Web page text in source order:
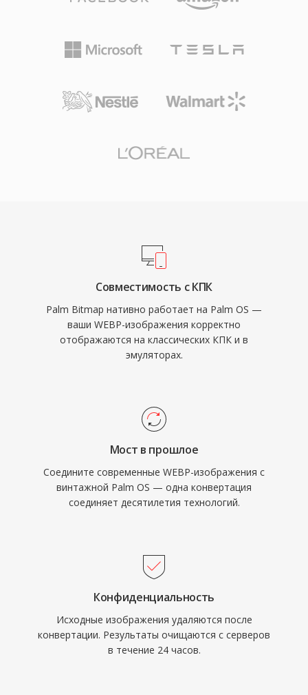
Совместимость с КПК
Palm Bitmap нативно работает на Palm OS —
ваши WEBP-изображения корректно
отображаются на классических КПК и в
эмуляторах.
Мост в прошлое
Соедините современные WEBP-изображения с
винтажной Palm OS — одна конвертация
соединяет десятилетия технологий.
Конфиденциальность
Исходные изображения удаляются после
конвертации. Результаты очищаются с серверов
в течение 24 часов.